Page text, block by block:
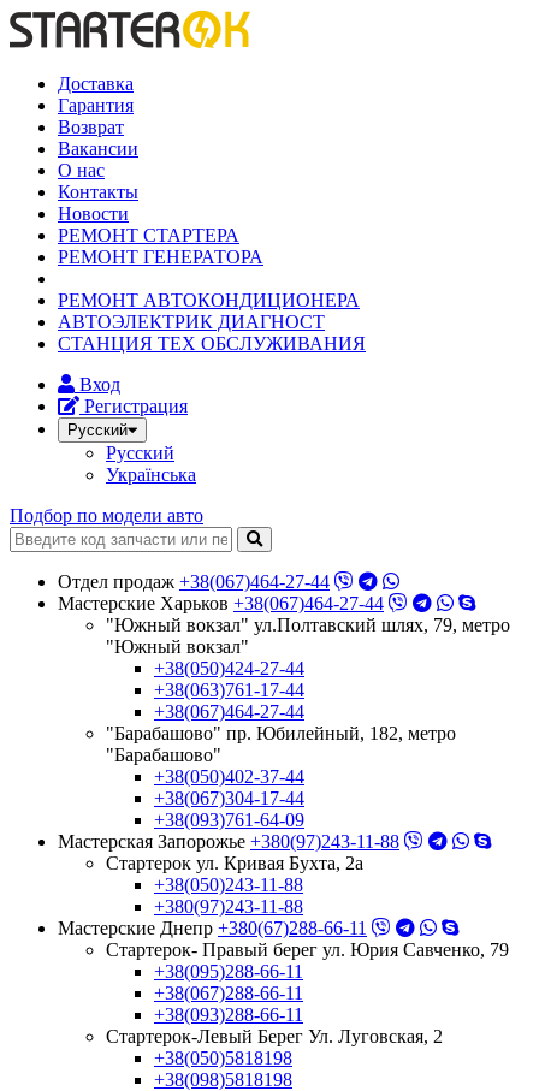
Доставка
Гарантия
Возврат
Вакансии
О нас
Контакты
Новости
РЕМОНТ СТАРТЕРА
РЕМОНТ ГЕНЕРАТОРА
РЕМОНТ АВТОКОНДИЦИОНЕРА
АВТОЭЛЕКТРИК ДИАГНОСТ
СТАНЦИЯ ТЕХ ОБСЛУЖИВАНИЯ
Вход
Регистрация
Русский
Русский
Українська
Подбор по модели авто
Отдел продаж +38(067)464-27-44
Мастерские Харьков +38(067)464-27-44
"Южный вокзал" ул.Полтавский шлях, 79, метро
"Южный вокзал"
+38(050)424-27-44
+38(063)761-17-44
+38(067)464-27-44
"Барабашово" пр. Юбилейный, 182, метро
"Барабашово"
+38(050)402-37-44
+38(067)304-17-44
+38(093)761-64-09
Мастерская Запорожье +380(97)243-11-88
Стартерок ул. Кривая Бухта, 2а
+38(050)243-11-88
+380(97)243-11-88
Мастерские Днепр +380(67)288-66-11
Стартерок- Правый берег ул. Юрия Савченко, 79
+38(095)288-66-11
+38(067)288-66-11
+38(093)288-66-11
Стартерок-Левый Берег Ул. Луговская, 2
+38(050)5818198
+38(098)5818198